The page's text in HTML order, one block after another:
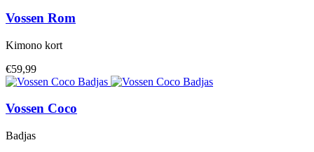
Vossen Rom
Kimono kort
€59,99
Vossen Coco
Badjas